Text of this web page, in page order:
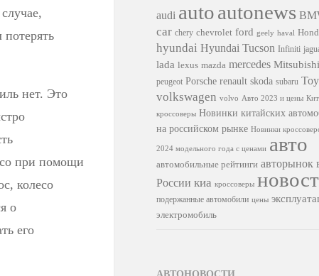
нет. Это
при помощи
колесо
о
его
audi autoautonews
car chery chevrolet ford geely haval
hyundai Hyundai Tucson Infiniti
lada lexus mazda mercedes Mitsubishi
peugeot Porsche renault skoda subaru
volkswagen volvo Авто 2023 и цены
кроссоверы Новинки китайских
на российском рынке Новинки
2024 модельного года с ценами авто
автомобильные рейтинги авторынок
России киа кроссоверы
подержанные автомобили цены
электромобиль